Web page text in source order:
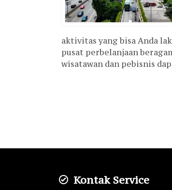
aktivitas yang bisa Anda
pusat perbelanjaan
wisatawan dan pebisnis
Kontak Service